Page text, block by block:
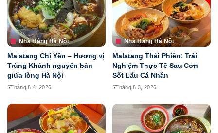
Nhà Hàng Hà Nội
Malatang Chị Yến – Hương vị
Trùng Khánh nguyên bản
giữa lòng Hà Nội
Tháng 8 4, 2026
Nhà Hàng Hà Nội
Malatang Thái Phiên: Trải
Nghiệm Thực Tế Sau Cơn
Sốt Lẩu Cá Nhân
Tháng 8 3, 2026